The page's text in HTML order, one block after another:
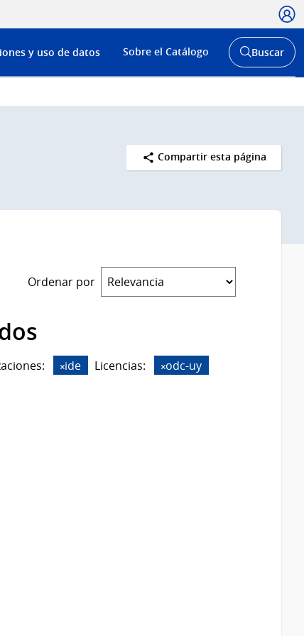
Menú
de
y uso de datos Sobre el Catálogo
Abrir
buscador
Buscar
Compartir esta página
Ordenar por
ide Licencias:
odc-uy